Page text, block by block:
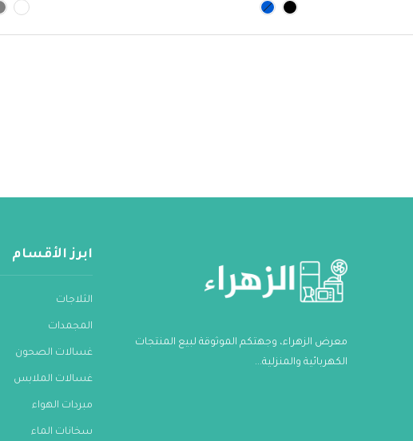
معرض الزهراء، وجهتكم الموثوقة لبيع المنتجات
الكهربائية والمنزلية...
ابرز الأقسام
الثلاجات
المجمدات
غسالات الصحون
غسالات الملابس
مبردات الهواء
سخانات الماء